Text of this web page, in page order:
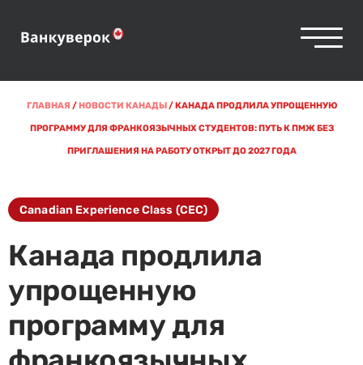
ГЛАВНАЯ /НОВОСТИ КАНАДЫ/КАНАДА ПРОДЛИЛА УПРОЩЕННУЮ
ПРОГРАММУ ДЛЯ ФРАНКОЯЗЫЧНЫХ СТУДЕНТОВ: ПУТЬ К ПМЖ БЕЗ
ПРИГЛАШЕНИЯ НА РАБОТУ ОТКРЫТ ДО 2027 ГОДА
Canadian Experience Class (CEC)
Канада продлила
упрощенную
программу для